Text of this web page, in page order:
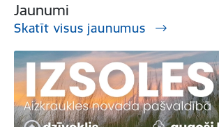
Jaunumi
Skatīt visus jaunumus